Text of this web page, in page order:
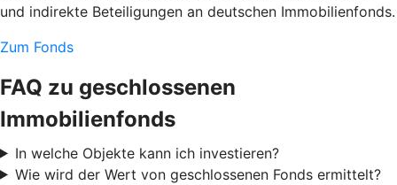
und indirekte Beteiligungen an deutschen Immobilienfonds.
Zum Fonds
FAQ zu geschlossenen
Immobilienfonds
In welche Objekte kann ich investieren?
Wie wird der Wert von geschlossenen Fonds ermittelt?